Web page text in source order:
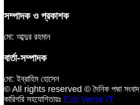
সম্পাদক ও প্রকাশক
মো: আব্দুর রহমান
বার্তা-সম্পাদক
মো: ইব্রাহিম হোসেন
© All rights reserved © দৈনিক পদ্মা সংবাদ
কারিগরি সহযোগিতায়ঃ Eco Verse IT